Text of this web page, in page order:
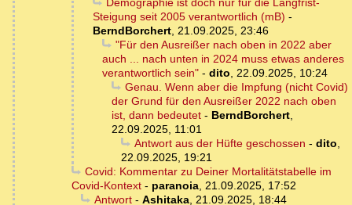
Demographie ist doch nur für die Langfrist-
Steigung seit 2005 verantwortlich (mB) -
BerndBorchert, 21.09.2025, 23:46
"Für den Ausreißer nach oben in 2022 aber
auch ... nach unten in 2024 muss etwas anderes
verantwortlich sein" - dito, 22.09.2025, 10:24
Genau. Wenn aber die Impfung (nicht Covid)
der Grund für den Ausreißer 2022 nach oben
ist, dann bedeutet - BerndBorchert,
22.09.2025, 11:01
Antwort aus der Hüfte geschossen - dito,
22.09.2025, 19:21
Covid: Kommentar zu Deiner Mortalitätstabelle im
Covid-Kontext - paranoia, 21.09.2025, 17:52
Antwort- Ashitaka, 21.09.2025, 18:44